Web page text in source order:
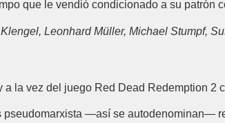
que le vendió condicionado a su patrón
Leonhard Müller, Michael Stumpf,
a la vez del juego Red Dead Redemption 2
pseudomarxista —así se autodenominan—